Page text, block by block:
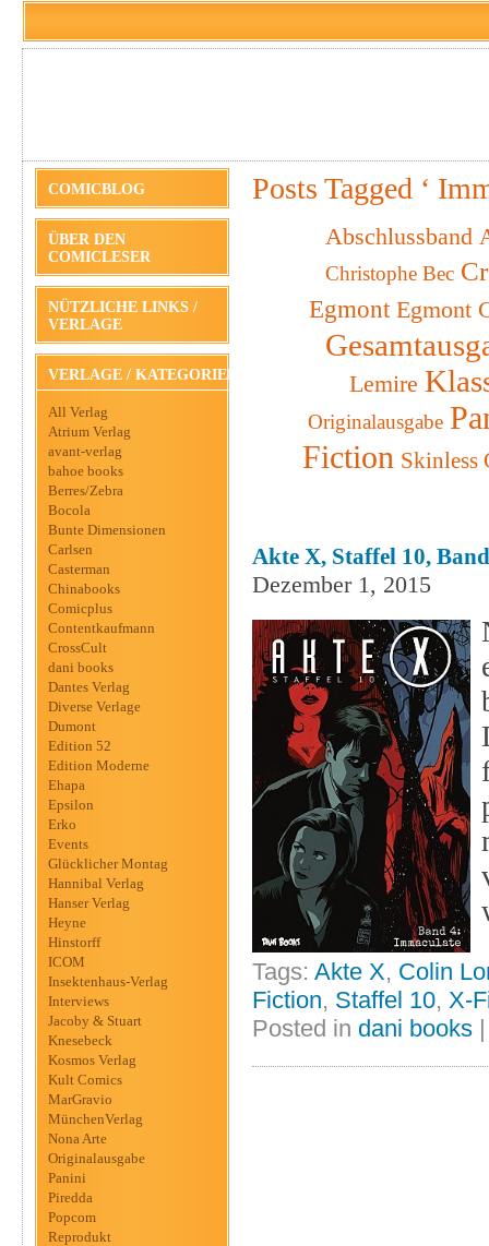
COMICBLOG
ÜBER DEN
COMICLESER
NÜTZLICHE LINKS /
VERLAGE
VERLAGE / KATEGORIEN
All Verlag
Atrium Verlag
avant-verlag
bahoe books
Berres/Zebra
Bocola
Bunte Dimensionen
Carlsen
Casterman
Chinabooks
Comicplus
Contentkaufmann
CrossCult
dani books
Dantes Verlag
Diverse Verlage
Dumont
Edition 52
Edition Moderne
Ehapa
Epsilon
Erko
Events
Glücklicher Montag
Hannibal Verlag
Hanser Verlag
Heyne
Hinstorff
ICOM
Insektenhaus-Verlag
Interviews
Jacoby & Stuart
Knesebeck
Kosmos Verlag
Kult Comics
MarGravio
MünchenVerlag
Nona Arte
Originalausgabe
Panini
Piredda
Popcom
Reprodukt
Posts Tagged ‘
Abschlussband
Christophe Bec
Egmont Egmont
Lemire
Originalausgabe
Fiction Skinless
Akte X, Staffel 10,
Dezember 1, 2015
Tags: Akte X, Colin
Fiction, Staffel 10, X-
Posted in dani books